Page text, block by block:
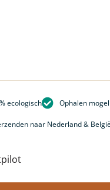
ecologisch Ophalen
naar Nederland &